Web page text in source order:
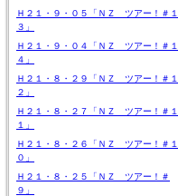
Ｈ２１・９・０５「ＮＺ ツアー！＃１
３」
Ｈ２１・９・０４「ＮＺ ツアー！＃１
４」
Ｈ２１・８・２９「ＮＺ ツアー！＃１
２」
Ｈ２１・８・２７「ＮＺ ツアー！＃１
１」
Ｈ２１・８・２６「ＮＺ ツアー！＃１
０」
Ｈ２１・８・２５「ＮＺ ツアー！＃
９」